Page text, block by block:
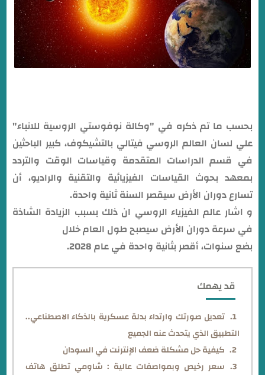
بحسب ما تم ذكره في "وكالة نوفوستي الروسية للانباء"
علي لسان العالم الروسي فيتالي بالتشيكوف، كبير الباحثين
في قسم الدراسات المتقدمة وقياسات الوقت والتردد
بمعهد بحوث القياسات الفيزيائية والتقنية والراديو، أن
تسارع دوران الأرض سيقصر السنة ثانية واحدة.
و اشار عالم الفيزياء الروسي ان ذلك بسبب الزيادة الشاذة
في سرعة دوران الأرض سيصبح طول العام خلال
بضع سنوات، أقصر بثانية واحدة في عام 2028.
قد يهمك
تعديل صورتك وارتداء بدلة عسكرية بالذكاء الاصطناعي..
التطبيق الذي يتحدث عنه الجميع
كيفية حل مشكلة ضعف الإنترنت في السودان
سعر رخيص وبمواصفات عالية : شاومي تطلق هاتف